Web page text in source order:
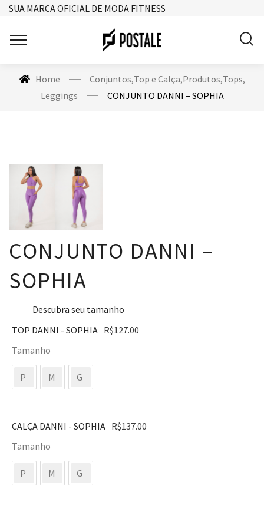
SUA MARCA OFICIAL DE MODA FITNESS
Home Conjuntos,Top e Calça,Produtos,Tops,
Leggings
CONJUNTO DANNI – SOPHIA
CONJUNTO DANNI –
SOPHIA
Descubra seu tamanho
TOP DANNI - SOPHIA R$127.00
Tamanho
P M G
CALÇA DANNI - SOPHIA R$137.00
Tamanho
P M G